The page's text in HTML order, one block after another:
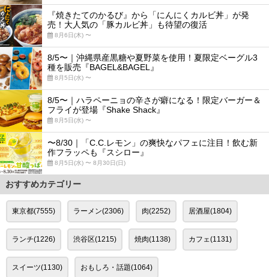
『焼きたてのかるび』から「にんにくカルビ丼」が発
売！大人気の「豚カルビ丼」も待望の復活
8月6日(木) 〜
8/5〜｜沖縄県産黒糖や夏野菜を使用！夏限定ベーグル3
種を販売『BAGEL&BAGEL』
8月5日(水) 〜
8/5〜｜ハラペーニョの辛さが癖になる！限定バーガー＆
フライが登場『Shake Shack』
8月5日(水) 〜
〜8/30｜「C.C.レモン」の爽快なパフェに注目！飲む新
作フラッペも『スシロー』
8月5日(水) 〜 8月30日(日)
おすすめカテゴリー
東京都(7555) ラーメン(2306) 肉(2252) 居酒屋(1804)
ランチ(1226) 渋谷区(1215) 焼肉(1138) カフェ(1131)
スイーツ(1130) おもしろ・話題(1064)